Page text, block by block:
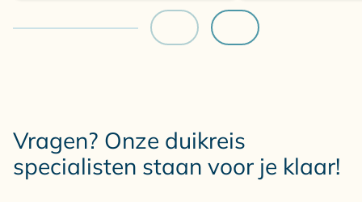
Vragen? Onze duikreis
specialisten staan voor je klaar!